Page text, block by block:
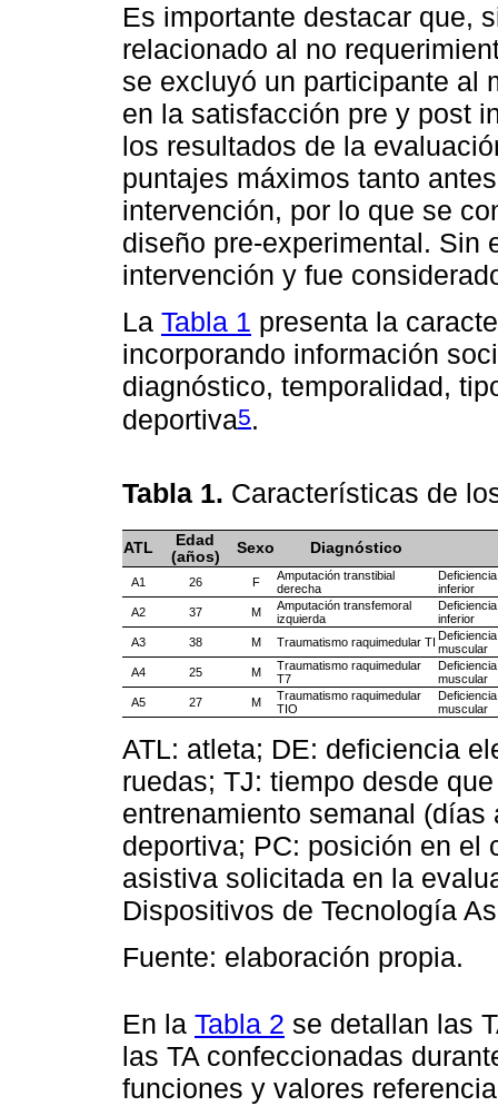
Es importante destacar que,
relacionado al no
se excluyó un participante al
en la satisfacción pre y post
los resultados de la
puntajes máximos tanto
intervención, por lo que se
diseño pre-experimental. Sin
intervención y fue
La Tabla 1 presenta la
incorporando información
diagnóstico, temporalidad,
deportiva5.
Tabla 1. Características de
ATL
Edad
(años)
Sexo Diagnóstico
A1 26 F
Amputación transtibial
derecha
inferior
A2
37 M
Amputación transfemoral
izquierda
inferior
A3
38 M Traumatismo raquimedular TI muscular
A4
25 M
Traumatismo raquimedular
T7
muscular
A5
27 M
Traumatismo raquimedular
TIO
muscular
ATL: atleta; DE: deficiencia
ruedas; TJ: tiempo desde
entrenamiento semanal
deportiva; PC: posición en el
asistiva solicitada en la
Dispositivos de Tecnología
Fuente: elaboración propia.
En la Tabla 2 se detallan las
las TA confeccionadas
funciones y valores